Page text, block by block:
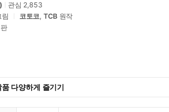
) 관심 2,853
코토코,TCB원작
품 다양하게 즐기기